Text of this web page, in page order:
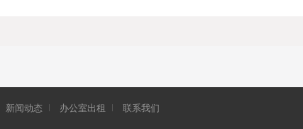
新闻动态 办公室出租 联系我们